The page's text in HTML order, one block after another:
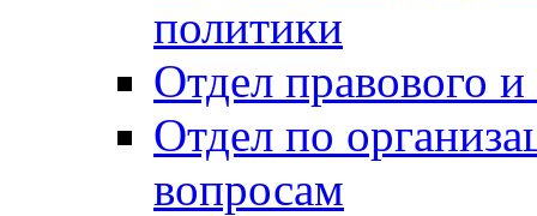
политики
Отдел правового
Отдел по
вопросам